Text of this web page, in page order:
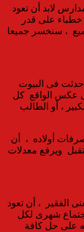
لابد أن تعود
خطباء على قدر
، سنخسر جميعا
حدثت فى البيوت
عكس الواقع كل
، أو الطالب
أولاده ، أن
ويرفع معدلات
الفقير ، أن تعود
شهرى لكل
على حل كافة